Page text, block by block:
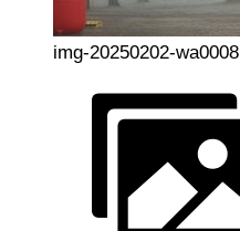
img-20250202-wa0008